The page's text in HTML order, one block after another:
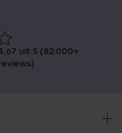
uit 5 (82.000+